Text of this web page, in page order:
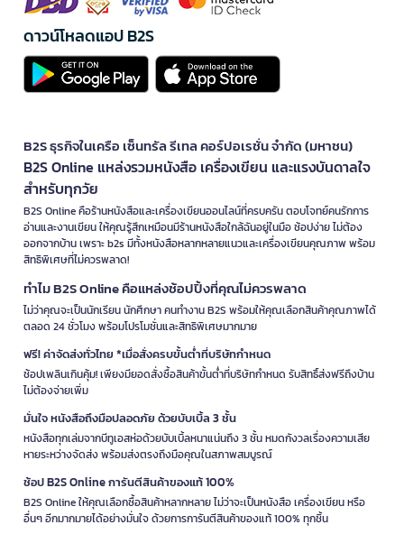
ดาวน์โหลดแอป B2S
B2S ธุรกิจในเครือ เซ็นทรัล รีเทล คอร์ปอเรชั่น จำกัด (มหาชน)
B2S Online แหล่งรวมหนังสือ เครื่องเขียน และแรงบันดาลใจ
สำหรับทุกวัย
B2S Online คือร้านหนังสือและเครื่องเขียนออนไลน์ที่ครบครัน ตอบโจทย์คนรักการ
อ่านและงานเขียน ให้คุณรู้สึกเหมือนมีร้านหนังสือใกล้ฉันอยู่ในมือ ช้อปง่าย ไม่ต้อง
ออกจากบ้าน เพราะ b2s มีทั้งหนังสือหลากหลายแนวและเครื่องเขียนคุณภาพ พร้อม
สิทธิพิเศษที่ไม่ควรพลาด!
ทำไม B2S Online คือแหล่งช้อปปิ้งที่คุณไม่ควรพลาด
ไม่ว่าคุณจะเป็นนักเรียน นักศึกษา คนทำงาน B2S พร้อมให้คุณเลือกสินค้าคุณภาพได้
ตลอด 24 ชั่วโมง พร้อมโปรโมชั่นและสิทธิพิเศษมากมาย
ฟรี! ค่าจัดส่งทั่วไทย *เมื่อสั่งครบขั้นต่ำที่บริษัทกำหนด
ช้อปเพลินเกินคุ้ม! เพียงมียอดสั่งซื้อสินค้าขั้นต่ำที่บริษัทกำหนด รับสิทธิ์ส่งฟรีถึงบ้าน
ไม่ต้องจ่ายเพิ่ม
มั่นใจ หนังสือถึงมือปลอดภัย ด้วยบับเบิ้ล 3 ชั้น
หนังสือทุกเล่มจากบีทูเอสห่อด้วยบับเบิ้ลหนาแน่นถึง 3 ชั้น หมดกังวลเรื่องความเสีย
หายระหว่างจัดส่ง พร้อมส่งตรงถึงมือคุณในสภาพสมบูรณ์
ช้อป B2S Online การันตีสินค้าของแท้ 100%
B2S Online ให้คุณเลือกซื้อสินค้าหลากหลาย ไม่ว่าจะเป็นหนังสือ เครื่องเขียน หรือ
อื่นๆ อีกมากมายได้อย่างมั่นใจ ด้วยการการันตีสินค้าของแท้ 100% ทุกชิ้น